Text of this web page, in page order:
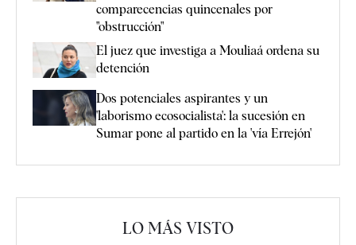
comparecencias quincenales por
"obstrucción"
El juez que investiga a Mouliaá ordena su
detención
Dos potenciales aspirantes y un
'laborismo ecosocialista': la sucesión en
Sumar pone al partido en la 'vía Errejón'
LO MÁS VISTO